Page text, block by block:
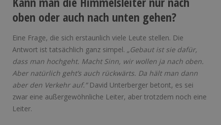
oben oder auch nach unten gehen?
Eine Frage, die sich erstaunlich viele Leute stellen. Die
Antwort ist tatsächlich ganz simpel. „Gebaut ist sie dafür,
dass man hochgeht. Macht Sinn, wir wollen ja nach oben.
Aber natürlich geht’s auch rückwärts. Da hält man dann
aber den Verkehr auf.” David Unterberger betont, es sei
zwar eine außergewöhnliche Leiter, aber trotzdem noch eine
Leiter.